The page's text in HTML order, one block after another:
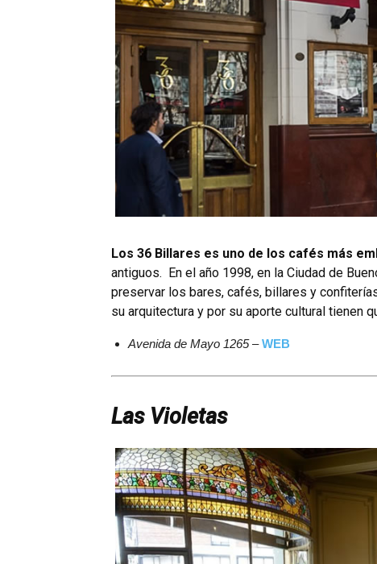
Los 36 Billares es uno de los cafés más
antiguos. En el año 1998, en la Ciudad de
preservar los bares, cafés, billares y
su arquitectura y por su aporte cultural tienen
Avenida de Mayo 1265–WEB
Las Violetas